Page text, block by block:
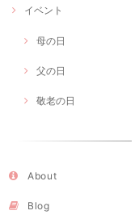
イベント
母の日
父の日
敬老の日
About
Blog